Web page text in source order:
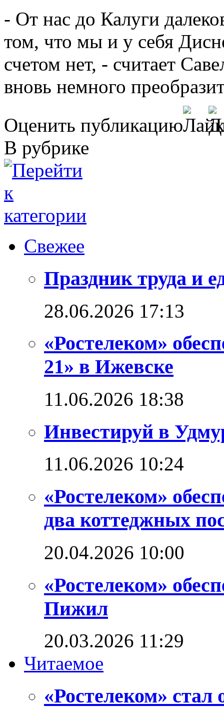
- От нас до Калуги
том, что мы и у себя
счетом нет, - считает
вновь немного
Оценить публикацию
В рубрике
Свежее
Праздник труда и
28.06.2026 17:13
«Ростелеком»
21» в Ижевске
11.06.2026 18:38
Инвестируй в
11.06.2026 10:24
«Ростелеком»
два коттеджных
20.04.2026 10:00
«Ростелеком»
Пижил
20.03.2026 11:29
Читаемое
«Ростелеком» стал